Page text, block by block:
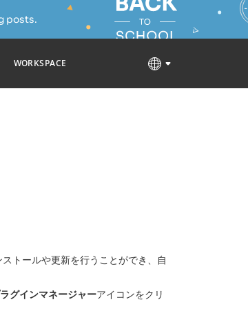
posts.
WORKSPACE
トールや更新を行うことができ、自
グインマネージャーアイコンをクリ